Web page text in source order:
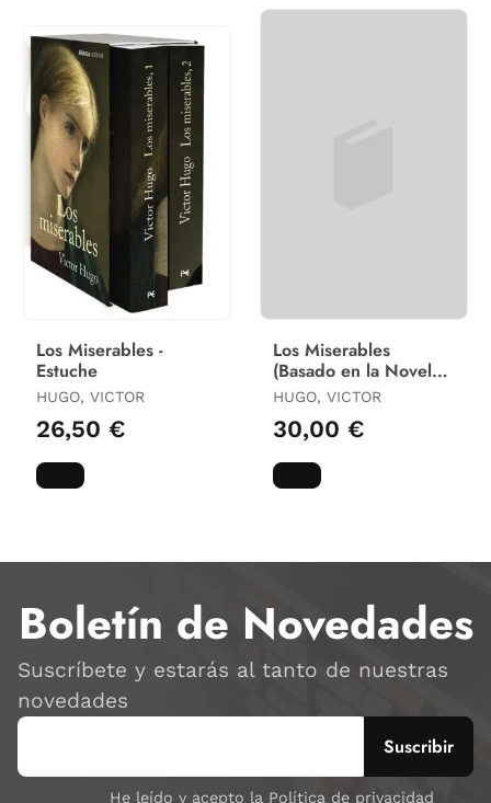
Los Miserables -
Estuche
HUGO, VICTOR
26,50 €
Los Miserables
(Basado en la Novela
de Victor Hugo)
HUGO, VICTOR
30,00 €
Boletín de Novedades
Suscríbete y estarás al tanto de nuestras
novedades
He leído y acepto la Política de privacidad